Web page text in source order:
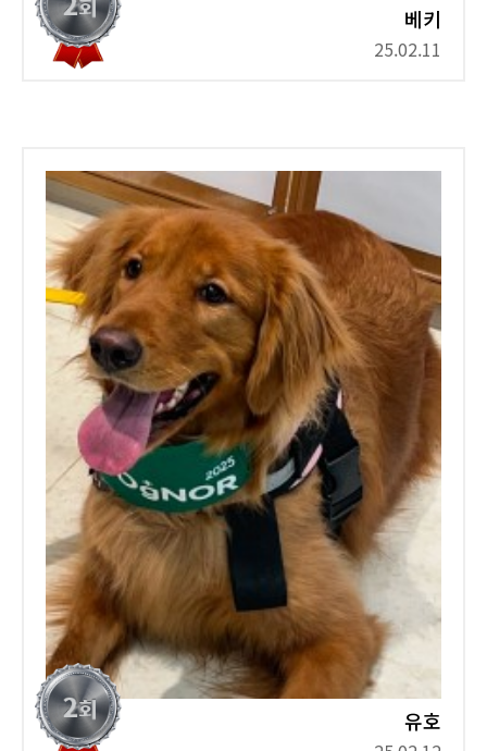
베키
25.02.11
유호